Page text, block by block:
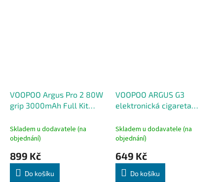
VOOPOO Argus Pro 2 80W
grip 3000mAh Full Kit
Skladem u dodavatele (na
objednání)
899 Kč
Do košíku
VOOPOO ARGUS G3
elektronická cigareta
Skladem u dodavatele (na
objednání)
649 Kč
Do košíku